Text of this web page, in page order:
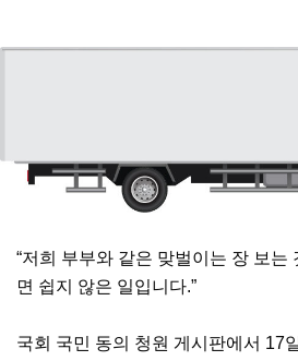
“저희 부부와 같은 맞벌이는 장 보는
면 쉽지 않은 일입니다.”
국회 국민 동의 청원 게시판에서 17